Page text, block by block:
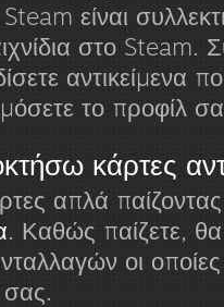
είναι
στο Steam.
αντικείμενα
το προφίλ
κάρτες
απλά
. Καθώς παίζετε,
οι
σας.